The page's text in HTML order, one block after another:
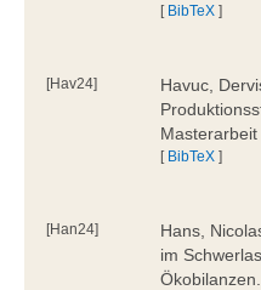
[ BibTeX ]
[Hav24]
Havuc,
[ BibTeX ]
[Han24]
Hans,
im